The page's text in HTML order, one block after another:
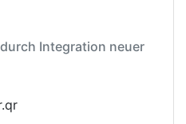
Integration neuer